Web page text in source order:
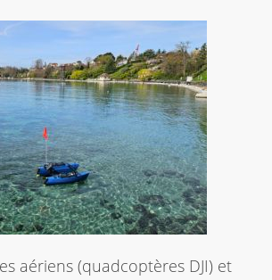
aériens (quadcoptères DJI) et